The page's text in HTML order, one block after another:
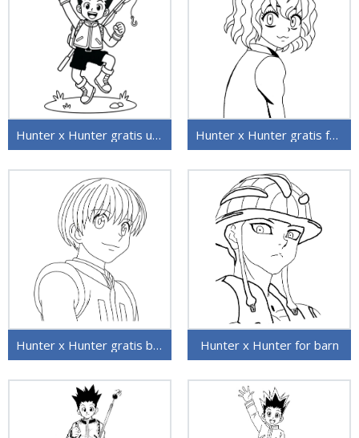
Hunter x Hunter gratis utskriftbar Hunter x Hunter gratis for barn
Hunter x Hunter gratis bilde Hunter x Hunter for barn